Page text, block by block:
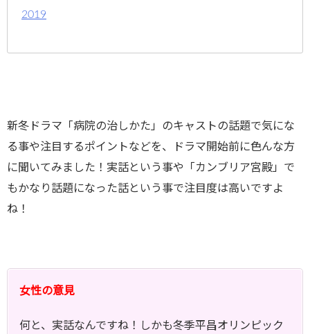
2019
新冬ドラマ「病院の治しかた」のキャストの話題で気にな
る事や注目するポイントなどを、ドラマ開始前に色んな方
に聞いてみました！実話という事や「カンブリア宮殿」で
もかなり話題になった話という事で注目度は高いですよ
ね！
女性の意見
何と、実話なんですね！しかも冬季平昌オリンピック